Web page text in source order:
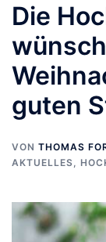
Die
guten
VON THOMAS
AKTUELLES,